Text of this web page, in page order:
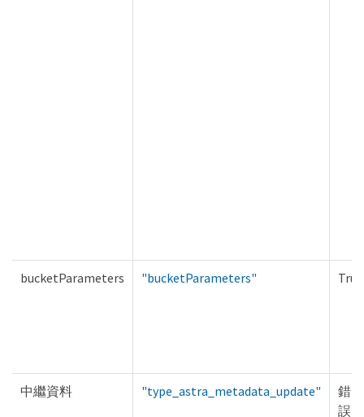
bucketParameters "bucketParameters" True
中繼資料 "type_astra_metadata_update"
錯
誤